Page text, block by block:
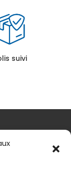
suivi